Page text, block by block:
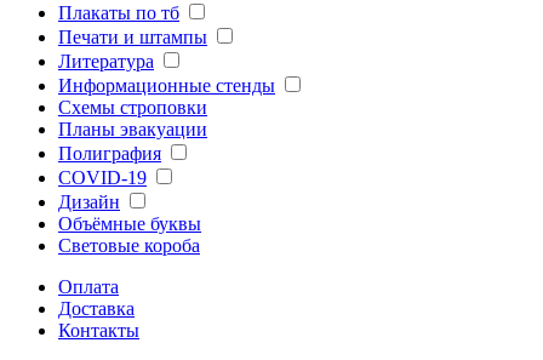
Плакаты по тб
Печати и штампы
Литература
Информационные стенды
Схемы строповки
Планы эвакуации
Полиграфия
COVID-19
Дизайн
Объёмные буквы
Световые короба
Оплата
Доставка
Контакты